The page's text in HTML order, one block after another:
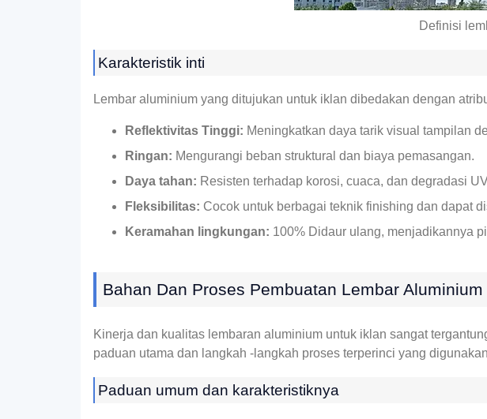
Definisi
Karakteristik inti
Lembar aluminium yang ditujukan untuk iklan dibedakan dengan
Reflektivitas Tinggi: Meningkatkan daya tarik visual tampilan
Ringan: Mengurangi beban struktural dan biaya pemasangan.
Daya tahan: Resisten terhadap korosi, cuaca, dan degradasi
Fleksibilitas: Cocok untuk berbagai teknik finishing dan dapat
Keramahan lingkungan: 100% Didaur ulang, menjadikannya
Bahan Dan Proses Pembuatan Lembar
Kinerja dan kualitas lembaran aluminium untuk iklan sangat
paduan utama dan langkah -langkah proses terperinci yang
Paduan umum dan karakteristiknya